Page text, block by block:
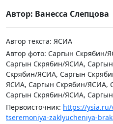
Автор: Ванесса Слепцова
Автор текста: ЯСИА
Автор фото: Саргын
Саргын Скрябин/ЯСИА,
Скрябин/ЯСИА, Саргын
ЯСИА, Саргын Скрябин/ЯСИА,
Саргын Скрябин/ЯСИА,
Первоисточник: https://ysia.ru/
tseremoniya-zaklyucheniya-